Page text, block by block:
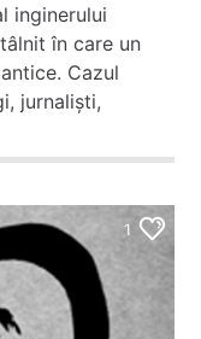
inginerului
în care un
Cazul
jurnaliști,
1